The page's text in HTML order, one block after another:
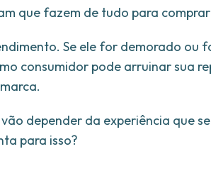
que fazem de tudo para
Se ele for demorado ou
consumidor pode arruinar sua
depender da experiência que
para isso?